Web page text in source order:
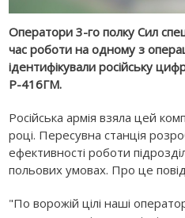
Оператори 3-го полку Сил
час роботи на одному з
ідентифікували російську
Р-416ГМ.
Російська армія взяла цей
році. Пересувна станція
ефективності роботи
польових умовах. Про це
"По ворожій цілі наші